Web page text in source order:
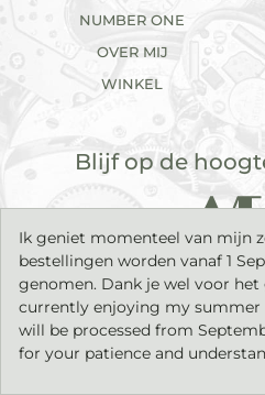
NUMBER ONE
OVER MIJ
WINKEL
Blijf op de
2026©IK sieraden |
karakter. |Privacyverklaring|
Gemaakt door
Ik geniet momenteel van mijn
bestellingen worden vanaf 1
genomen. Dank je wel voor
currently enjoying my summer
will be processed from
for your patience and